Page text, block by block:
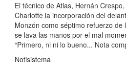
El técnico de Atlas, Hernán
Charlotte la incorporación del
Monzón como séptimo refuerzo
se lava las manos por el mal
“Primero, ni ni lo bueno... Nota
Notisistema